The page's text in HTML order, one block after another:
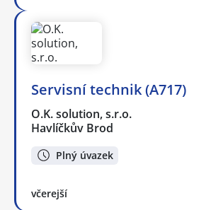
Servisní technik (A717)
O.K. solution, s.r.o.
Havlíčkův Brod
Plný úvazek
včerejší